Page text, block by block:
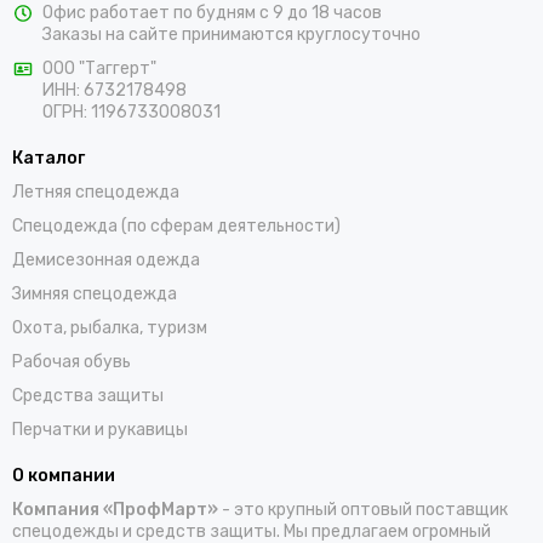
предлагаем выбрать костюмы, комбинезоны, куртки, халаты,
жилеты, фартуки, головные уборы и трикотажные изделия для
работы. Доставка заказов осуществляется по Балаково и
всей России проверенными транспортными компаниями.
Офис работает по будням с 9 до 18 часов
Заказы на сайте принимаются круглосуточно
ООО "Таггерт"
ИНН: 6732178498
ОГРН: 1196733008031
Каталог
Летняя спецодежда
Спецодежда (по сферам деятельности)
Демисезонная одежда
Зимняя спецодежда
Охота, рыбалка, туризм
Рабочая обувь
Средства защиты
Перчатки и рукавицы
О компании
Компания «ПрофМарт» - это крупный оптовый поставщик
спецодежды и средств защиты. Мы предлагаем огромный